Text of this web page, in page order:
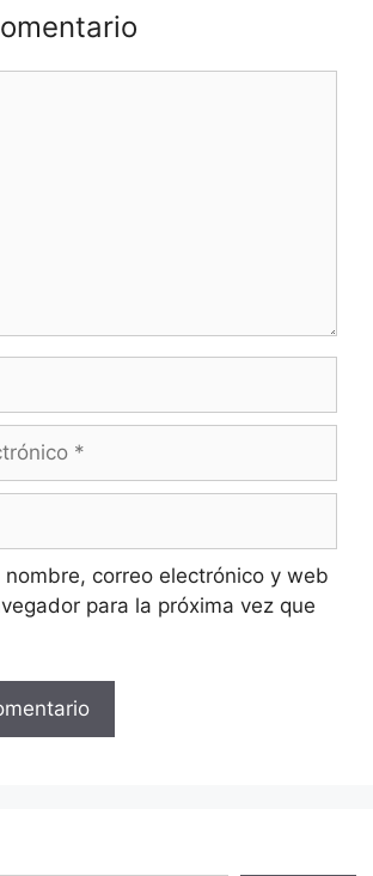
nombre, correo electrónico y web
para la próxima vez que